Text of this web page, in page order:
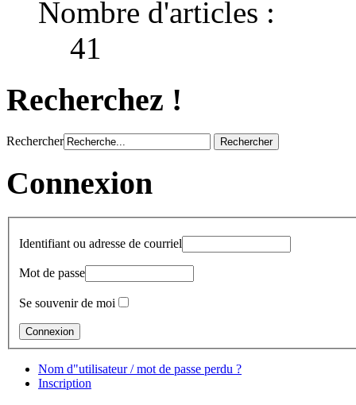
Nombre d'articles :
41
Recherchez !
Rechercher
Connexion
Identifiant ou adresse de courriel
Mot de passe
Se souvenir de moi
Nom d"utilisateur / mot de passe perdu ?
Inscription